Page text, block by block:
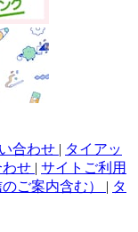
合わせ | タイアッ
せ | サイトご利用
ご案内含む） | タ